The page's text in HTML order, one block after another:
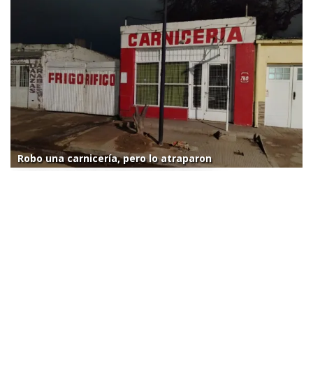
Robo una carnicería, pero lo atraparon